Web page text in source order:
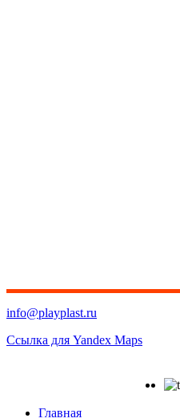
info@playplast.ru
Ссылка для Yandex Maps
Главная